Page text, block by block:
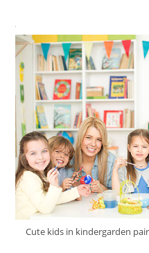
Cute kids in kindergarden